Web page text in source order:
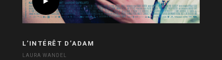
L’INTÉRÊT D’ADAM
LAURA WANDEL